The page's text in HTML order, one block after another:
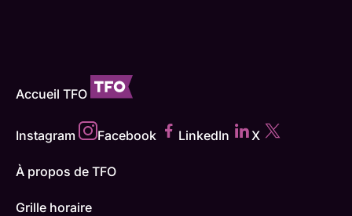
Accueil TFO
Instagram Facebook LinkedIn X
À propos de TFO
Grille horaire